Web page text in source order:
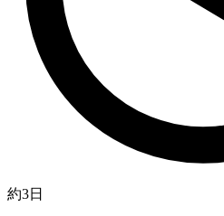
約3日